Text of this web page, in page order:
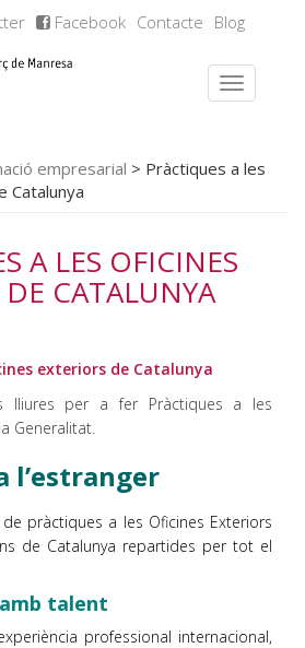
Facebook Contacte Blog
empresarial > Pràctiques a les
Catalunya
A LES OFICINES
DE CATALUNYA
exteriors de Catalunya
lliures per a fer Pràctiques a les
Generalitat.
l’estranger
de pràctiques a les Oficines Exteriors
de Catalunya repartides per tot el
talent
professional internacional,